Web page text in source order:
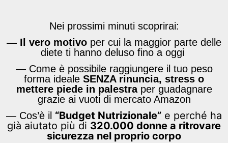
Nei prossimi minuti scoprirai:
— Il vero motivo per cui la maggior parte delle
diete ti hanno deluso fino a oggi
— Come è possibile raggiungere il tuo peso
forma ideale SENZA rinuncia, stress o
mettere piede in palestraper guadagnare
grazie ai vuoti di mercato Amazon
— Cos’è il “Budget Nutrizionale” e perché ha
già aiutato più di 320.000 donne a ritrovare
sicurezza nel proprio corpo